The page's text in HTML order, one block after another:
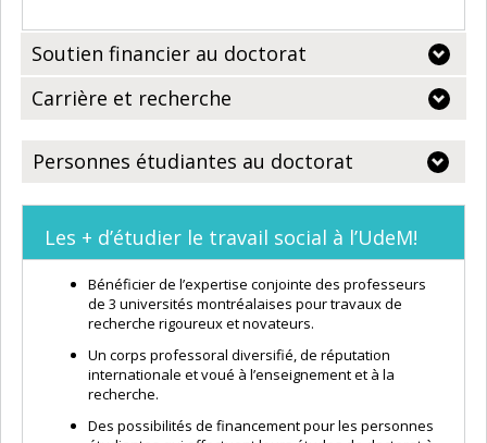
Soutien financier au doctorat
Carrière et recherche
Personnes étudiantes au doctorat
Les + d’étudier le travail social à l’UdeM!
Bénéficier de l’expertise conjointe des professeurs
de 3 universités montréalaises pour travaux de
recherche rigoureux et novateurs.
Un corps professoral diversifié, de réputation
internationale et voué à l’enseignement et à la
recherche.
Des possibilités de financement pour les personnes